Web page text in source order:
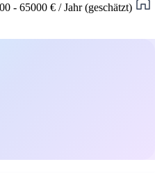
- 65000 € / Jahr (geschätzt)